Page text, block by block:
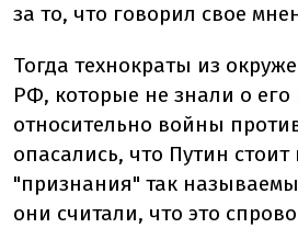
за то, что говорил свое
Тогда технократы из
РФ, которые не знали о
относительно войны
опасались, что Путин стоит
"признания" так
они считали, что это